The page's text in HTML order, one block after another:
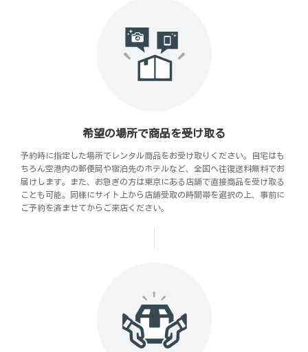
希望の場所で商品を受け取る
予約時に指定した場所でレンタル商品をお受け取りください。自宅はも
ちろん空港内の郵便局や宿泊先のホテルなど、全国へ往復送料無料でお
届けします。また、お急ぎの方は東京にある店舗で直接商品を受け取る
ことも可能。同様にサイト上から店舗受取の時間帯を選択の上、事前に
ご予約を済ませてからご来店ください。